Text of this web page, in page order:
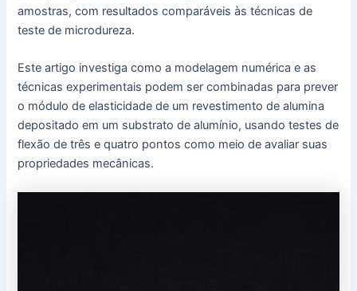
amostras, com resultados comparáveis às técnicas de
teste de microdureza.
Este artigo investiga como a modelagem numérica e as
técnicas experimentais podem ser combinadas para prever
o módulo de elasticidade de um revestimento de alumina
depositado em um substrato de alumínio, usando testes de
flexão de três e quatro pontos como meio de avaliar suas
propriedades mecânicas.